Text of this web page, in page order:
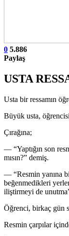
0 5.886
Paylaş
USTA
Usta bir ressamın
Büyük usta,
Çırağına;
— “Yaptığın son
mısın?” demiş.
— “Resmin yanına
beğenmedikleri
iliştirmeyi de
Öğrenci, birkaç gün
Resmin çarpılar